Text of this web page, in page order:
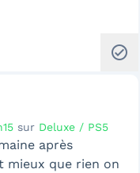
check_circle
sur Deluxe / PS5
après
mieux que rien on